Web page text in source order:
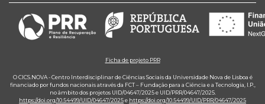
Ficha de projeto PRR
O CICS.NOVA - Centro Interdisciplinar de Ciências Sociais da Universidade Nova de Lisboa é
financiado por fundos nacionais através da FCT – Fundação para a Ciência e a Tecnologia, I.P.,
no âmbito dos projetos UID/04647/2025 e UID/PRR/04647/2025.
https://doi.org/10.54499/UID/04647/2025e https://doi.org/10.54499/UID/PRR/04647/2025